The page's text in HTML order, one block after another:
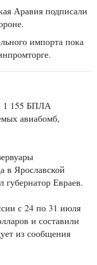
Аравия подписали
импорта пока
1 155 БПЛА
авиабомб,
в Ярославской
Евраев.
с 24 по 31 июля
и составили
из сообщения